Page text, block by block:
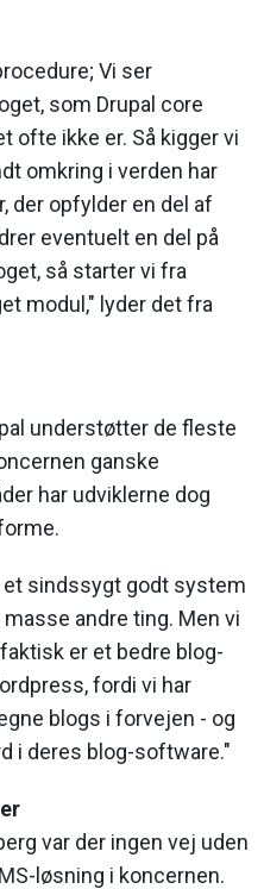
Vi ser
som Drupal core
ofte ikke er. Så kigger vi
omkring i verden har
der opfylder en del af
eventuelt en del på
så starter vi fra
modul," lyder det fra
understøtter de fleste
ganske
har udviklerne dog
et sindssygt godt system
andre ting. Men vi
er et bedre blog-
fordi vi har
blogs i forvejen - og
i deres blog-software."
var der ingen vej uden
løsning i koncernen.